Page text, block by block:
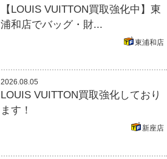
【LOUIS VUITTON買取強化中】東
浦和店でバッグ・財...
東浦和店
2026.08.05
LOUIS VUITTON買取強化しており
ます！
新座店